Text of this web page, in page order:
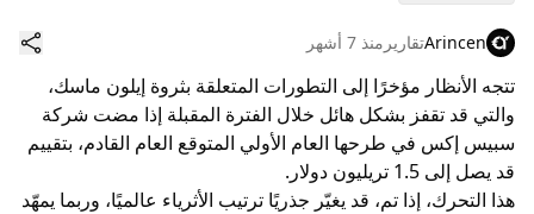
Arincenتقارير منذ 7 أشهر
تتجه الأنظار مؤخرًا إلى التطورات المتعلقة بثروة إيلون ماسك،
والتي قد تقفز بشكل هائل خلال الفترة المقبلة إذا مضت شركة
سبيس إكس في طرحها العام الأولي المتوقع العام القادم، بتقييم
قد يصل إلى 1.5 تريليون دولار.
هذا التحرك، إذا تم، قد يغيّر جذريًا ترتيب الأثرياء عالميًا، وربما يمهّد